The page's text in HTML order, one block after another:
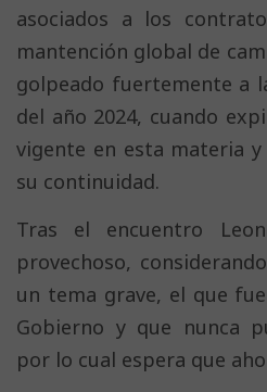
asociados a los
mantención global de
golpeado fuertemente a
del año 2024, cuando
vigente en esta materia
su continuidad.
Tras el encuentro
provechoso,
un tema grave, el que
Gobierno y que nunca
por lo cual espera que